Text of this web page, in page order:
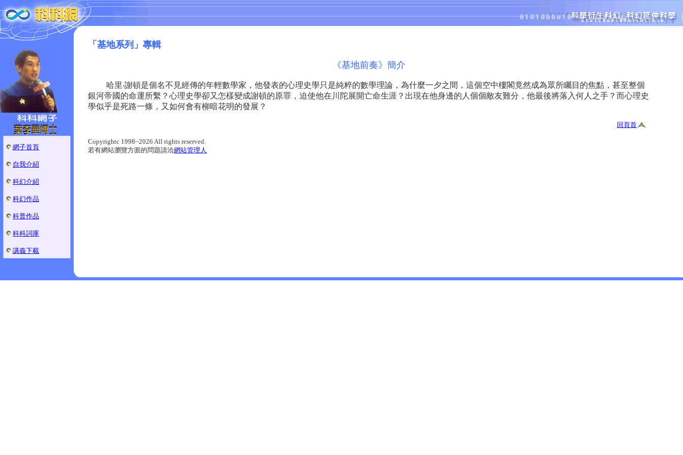
網子首頁
自我介紹
科幻介紹
科幻作品
科普作品
科科詞庫
講義下載
「基地系列」專輯
《基地前奏》簡介
哈里‧謝頓是個名不見經傳的年輕數學家，他發表的心理史學只是純粹的數學理論，為什麼一夕之間，這個空中樓閣竟然成為眾所矚目的焦點，甚至整個
銀河帝國的命運所繫？心理史學卻又怎樣變成謝頓的原罪，迫使他在川陀展開亡命生涯？出現在他身邊的人個個敵友難分，他最後將落入何人之手？而心理史
學似乎是死路一條，又如何會有柳暗花明的發展？
回頁首
Copyrightc 1998~2026 All rights reserved.
若有網站瀏覽方面的問題請洽網站管理人